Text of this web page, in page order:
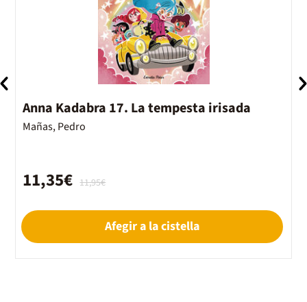
Anna Kadabra 17. La tempesta irisada
Mañas, Pedro
11,95€
11,35€
Afegir a la cistella